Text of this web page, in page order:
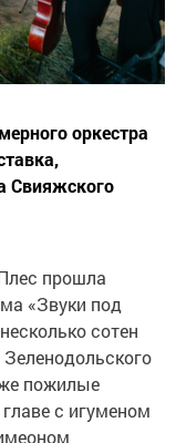
оркестра
Свияжского
прошла
«Звуки под
сотен
пожилые
с игуменом